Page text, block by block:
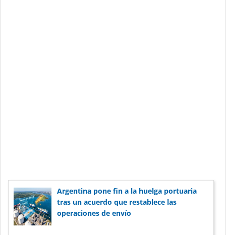
Argentina pone fin a la huelga portuaria
tras un acuerdo que restablece las
operaciones de envío